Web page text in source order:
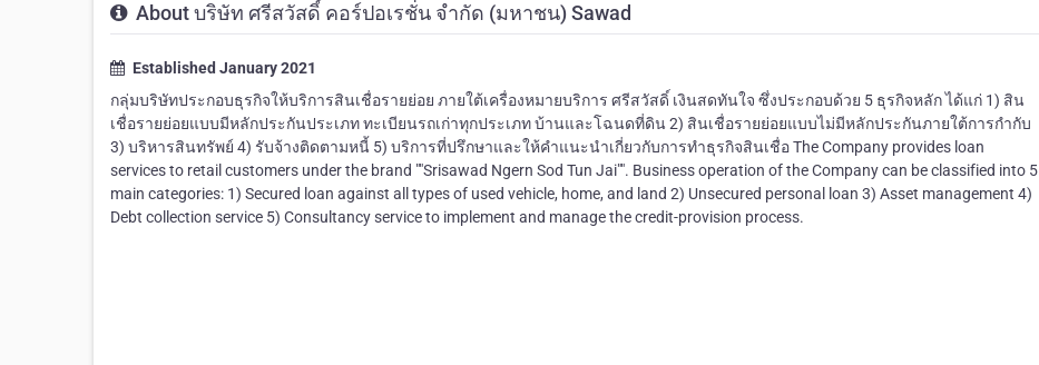
About บริษัท ศรีสวัสดิ์ คอร์ปอเรชั่น จํากัด (มหาชน) Sawad
Established January 2021
กลุ่มบริษัทประกอบธุรกิจให้บริการสินเชื่อรายย่อย ภายใต้เครื่องหมายบริการ ศรีสวัสดิ์ เงินสดทันใจ ซึ่งประกอบด้วย 5 ธุรกิจหลัก ได้แก่ 1) สิน
เชื่อรายย่อยแบบมีหลักประกันประเภท ทะเบียนรถเก่าทุกประเภท บ้านและโฉนดที่ดิน 2) สินเชื่อรายย่อยแบบไม่มีหลักประกันภายใต้การกำกับ
3) บริหารสินทรัพย์ 4) รับจ้างติดตามหนี้ 5) บริการที่ปรึกษาและให้คำแนะนำเกี่ยวกับการทำธุรกิจสินเชื่อ The Company provides loan
services to retail customers under the brand ""Srisawad Ngern Sod Tun Jai"". Business operation of the Company can be classified into 5
main categories: 1) Secured loan against all types of used vehicle, home, and land 2) Unsecured personal loan 3) Asset management 4)
Debt collection service 5) Consultancy service to implement and manage the credit-provision process.